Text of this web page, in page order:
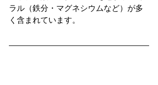
ラル（鉄分・マグネシウムなど）が多
く含まれています。